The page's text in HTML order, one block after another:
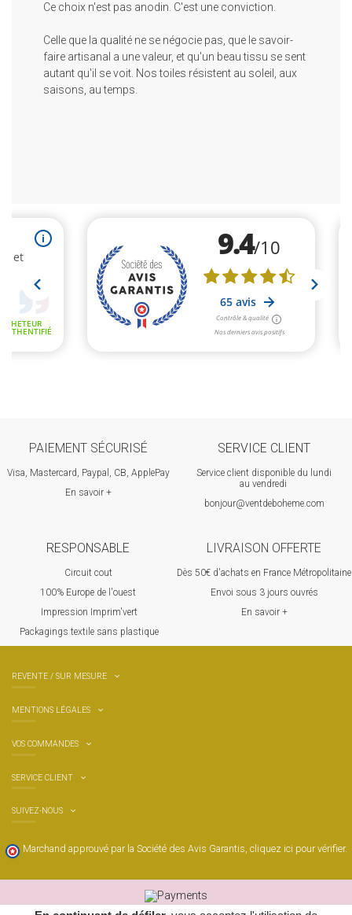
Ce choix n'est pas anodin. C'est une conviction.
Celle que la qualité ne se négocie pas, que le savoir-
faire artisanal a une valeur, et qu'un beau tissu se sent
autant qu'il se voit. Nos toiles résistent au soleil, aux
saisons, au temps.
PAIEMENT SÉCURISÉ
Visa, Mastercard, Paypal, CB, ApplePay
En savoir +
SERVICE CLIENT
Service client disponible du lundi
au vendredi
bonjour@ventdeboheme.com
RESPONSABLE
Circuit cout
100% Europe de l'ouest
Impression Imprim'vert
Packagings textile sans plastique
LIVRAISON OFFERTE
Dès 50€ d'achats en France Métropolitaine
Envoi sous 3 jours ouvrés
En savoir +
REVENTE / SUR MESURE
MENTIONS LÉGALES
VOS COMMANDES
SERVICE CLIENT
Marchand approuvé par la Société des Avis Garantis, cliquez ici pour vérifier.
SUIVEZ-NOUS